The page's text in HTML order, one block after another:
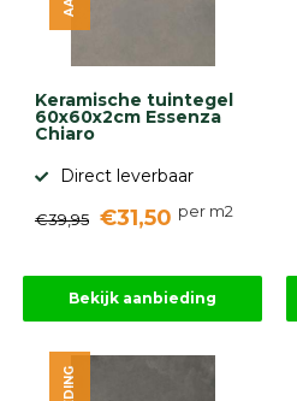
Keramische tuintegel
60x60x2cm Essenza
Chiaro
Direct leverbaar
€39,95 €31,50 per m2
Bekijk aanbieding